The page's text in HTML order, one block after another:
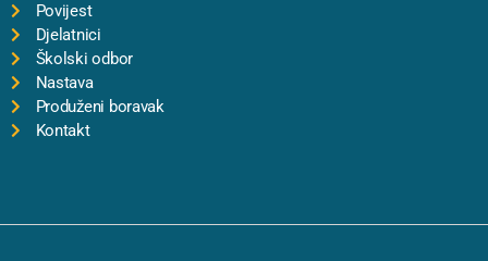
Povijest
Djelatnici
Školski odbor
Nastava
Produženi boravak
Kontakt